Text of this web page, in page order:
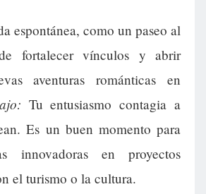
espontánea, como un paseo al
fortalecer vínculos y abrir
aventuras románticas en
Tu entusiasmo contagia a
Es un buen momento para
innovadoras en proyectos
el turismo o la cultura.